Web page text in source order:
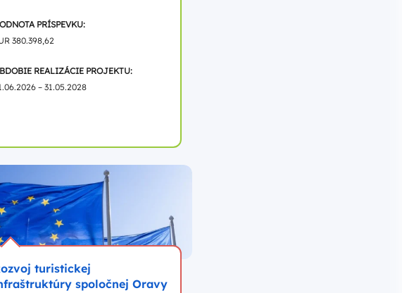
PRÍSPEVKU:
380.398,62
REALIZÁCIE PROJEKTU:
– 31.05.2028
turistickej
spoločnej Oravy